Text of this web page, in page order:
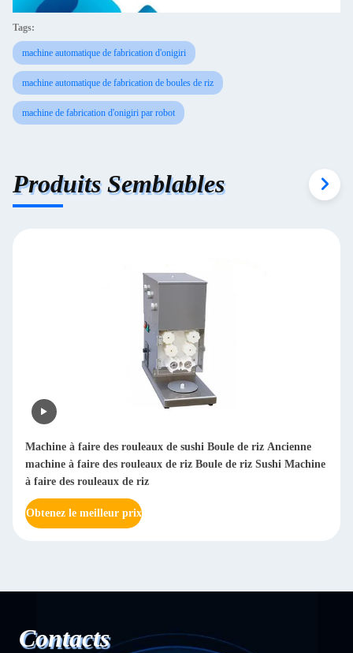
Tags:
machine automatique de fabrication d'onigiri
machine automatique de fabrication de boules de riz
machine de fabrication d'onigiri par robot
Produits Semblables
Machine de fabrication de riz à rouleaux industriels de sushis
Machine de fabrication de billes de riz Machine automatique
de fabrication de billes de riz nigiri
Obtenez le meilleur prix
Contacts